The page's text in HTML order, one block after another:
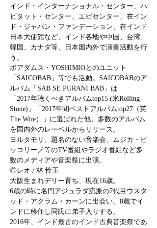
インド・インターナショナル・センター、ハ
ビタット・センター、エピセンター、在イン
ド・ジャパン・ファンデーション、在インド
日本大使館など、インド各地や中国、台湾、
韓国、カナダ等、日本国内外で演奏活動を行
う。
ボアダムス・YOSHIMIOとのユニット
「SAICOBAB」等でも活動。SAICOBABのア
ルバム「SAB SE PURANI BAB」は
「2017年聴くべきアルバムtop15 (米Rolling
Stone)」「2017年間ベストアルバムtop27（英
The Wire）」に選ばれた他、多数のアルバム
を国内外のレーベルからリリース。
ヨルタモリ、題名のない音楽会、ムジカ・ピ
ッコリーノ等のTV番組やラジオ番組など多
数のメディアや音楽祭に出演。
◎レオ / 林 怜王
6歳の時に名門アジュラダ流派の7代目ウスタ
ッド・アクラム・カーンに出会い、8歳でイ
ンドに移住し同氏に弟子入りする。
2016年、インド最古のインド古典音楽祭であ